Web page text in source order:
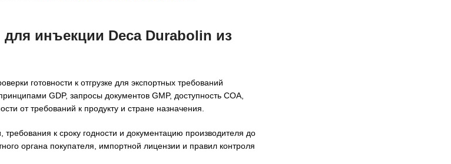
инъекции Deca Durabolin из
готовности к отгрузке для экспортных требований
GDP, запросы документов GMP, доступность COA,
от требований к продукту и стране назначения.
к сроку годности и документацию производителя до
органа покупателя, импортной лицензии и правил контроля